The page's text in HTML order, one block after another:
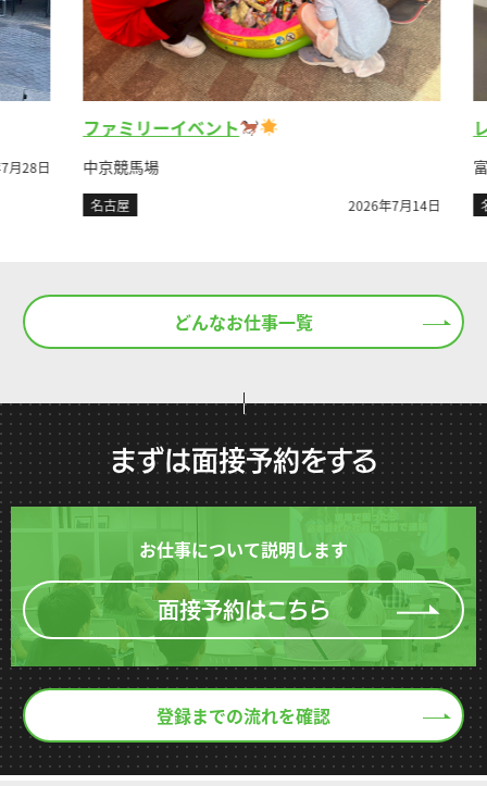
28日
ファミリーイベント
中京競馬場
名古屋 2026年7月14日
富
名
どんなお仕事一覧
まずは面接予約をする
お仕事について説明します
面接予約はこちら
登録までの流れを確認